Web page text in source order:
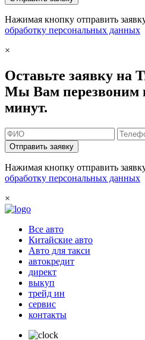
Нажимая кнопку отправить
обработку персональных данных
×
Оставьте заявку на
Мы Вам перезвоним
минут.
Отправить заявку
Нажимая кнопку отправить
обработку персональных данных
×
Все авто
Китайские авто
Авто для такси
автокредит
директ
выкуп
трейд ин
сервис
контакты